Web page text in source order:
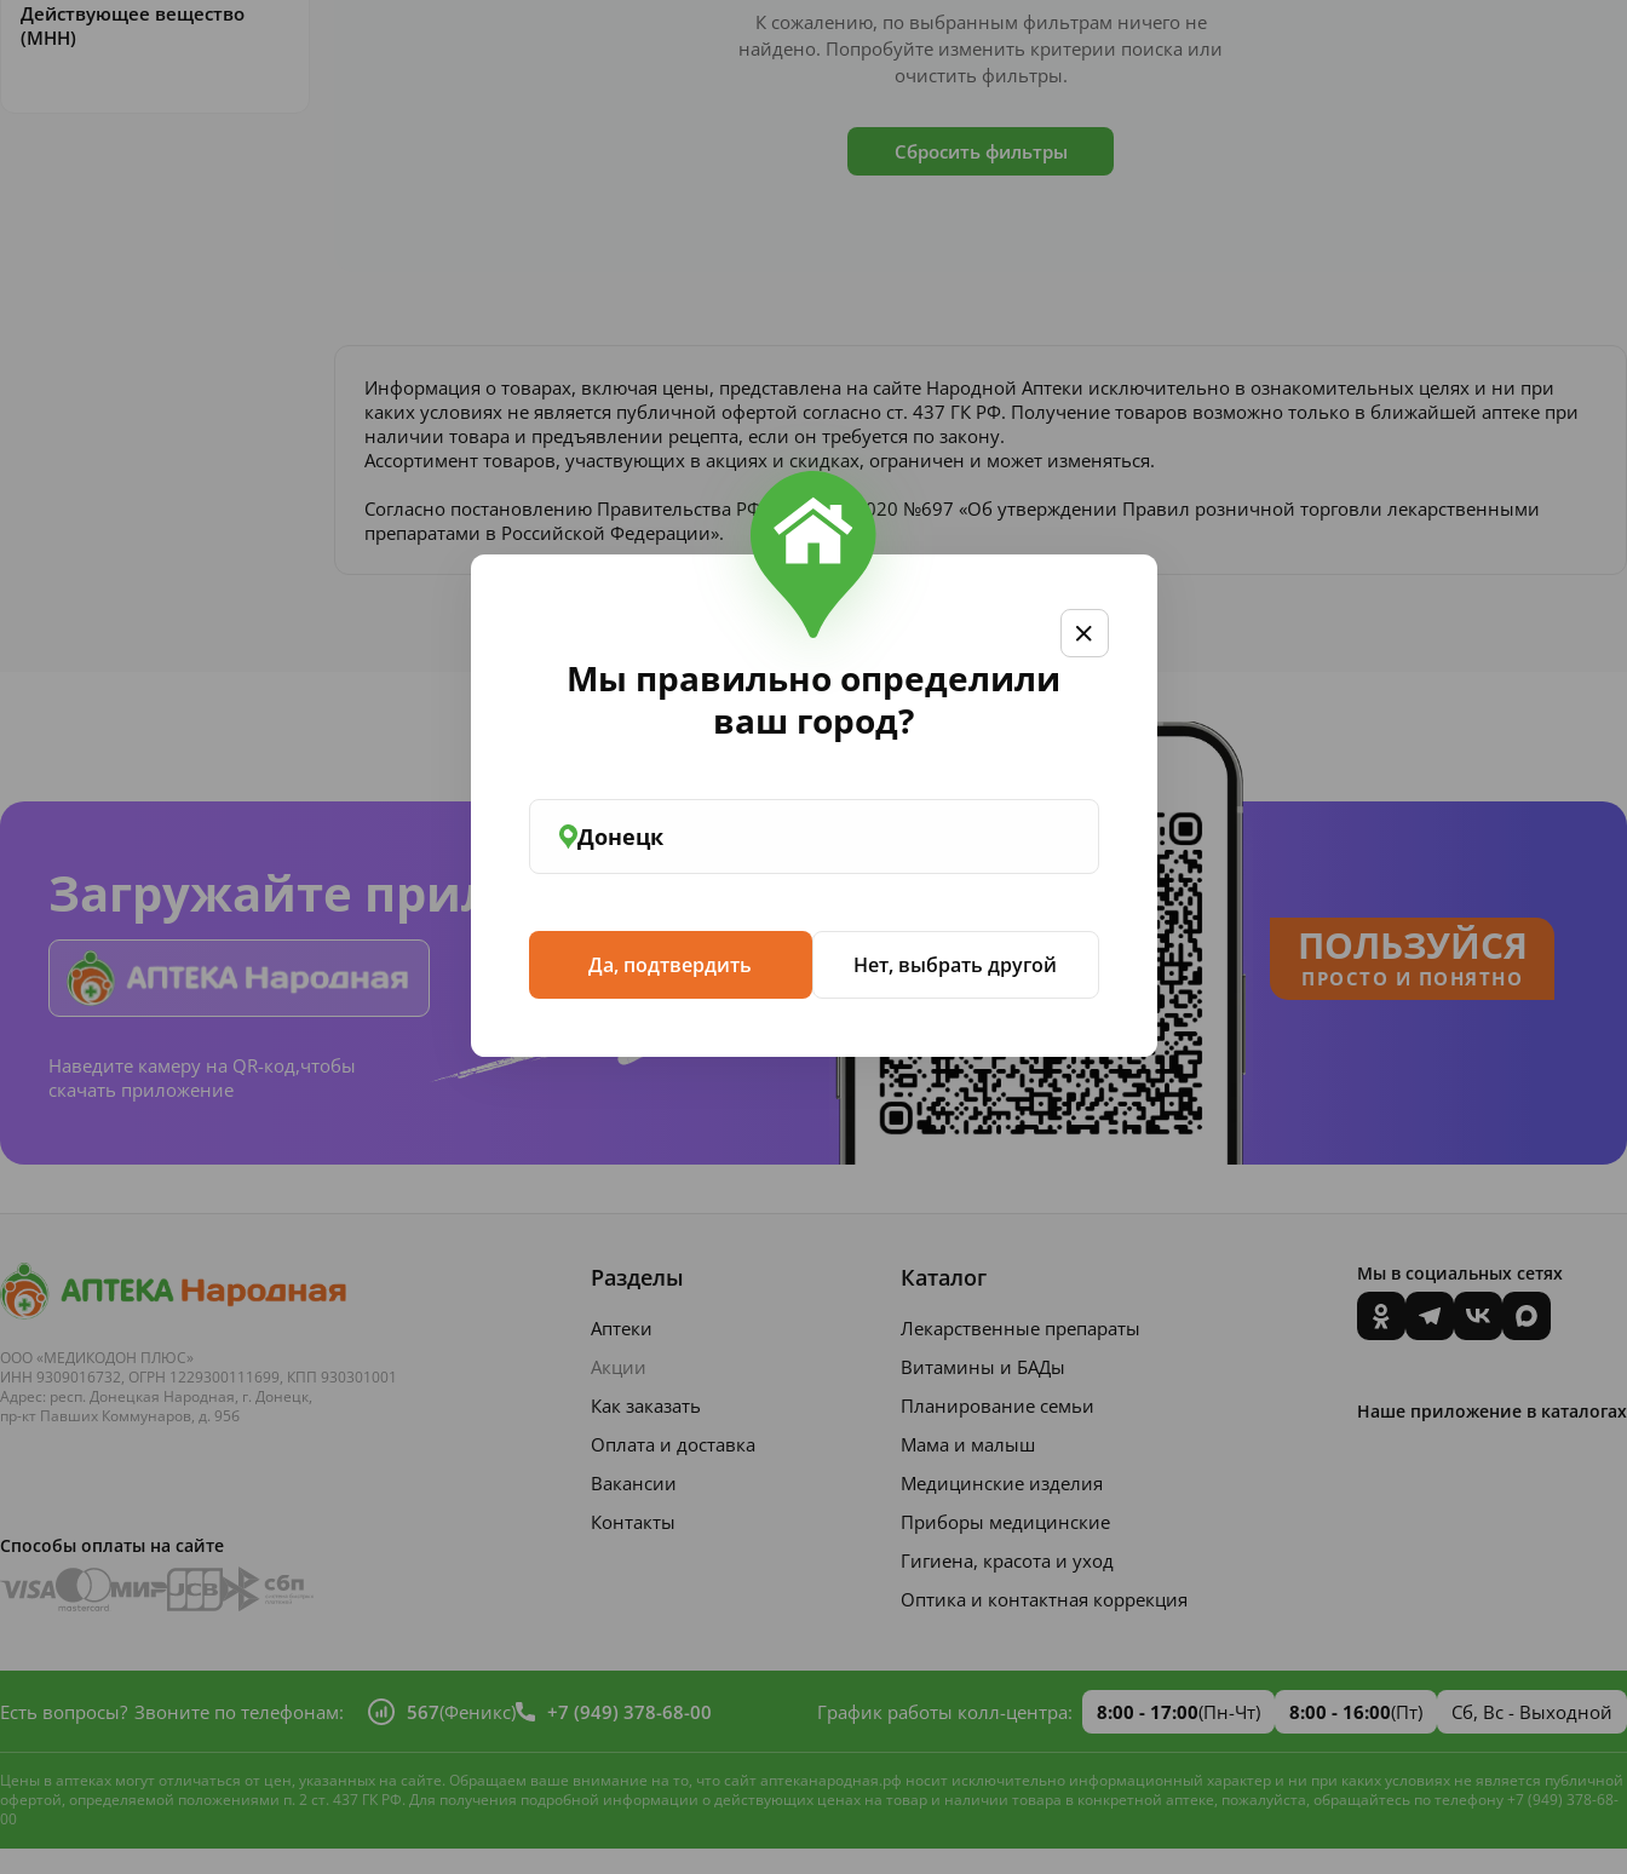
Мы правильно определили
ваш город?
Донецк
Да, подтвердить Нет, выбрать другой
Действующее вещество
(МНН)
К сожалению, по выбранным фильтрам ничего не
найдено. Попробуйте изменить критерии поиска или
очистить фильтры.
Сбросить фильтры
Информация о товарах, включая цены, представлена на сайте Народной Аптеки исключительно в ознакомительных целях и ни при
каких условиях не является публичной офертой согласно ст. 437 ГК РФ. Получение товаров возможно только в ближайшей аптеке при
наличии товара и предъявлении рецепта, если он требуется по закону.
Ассортимент товаров, участвующих в акциях и скидках, ограничен и может изменяться.
Согласно постановлению Правительства РФ от 16 мая 2020 №697 «Об утверждении Правил розничной торговли лекарственными
препаратами в Российской Федерации».
Загружайте приложение
Наведите камеру на QR-код,чтобы
скачать приложение
ПОЛЬЗУЙСЯ
ПРОСТО И ПОНЯТНО
ООО «МЕДИКОДОН ПЛЮС»
ИНН 9309016732, ОГРН 1229300111699, КПП 930301001
Адрес: респ. Донецкая Народная, г. Донецк,
пр-кт Павших Коммунаров, д. 95б
Способы оплаты на сайте
Разделы
Аптеки
Акции
Как заказать
Оплата и доставка
Вакансии
Контакты
Каталог
Лекарственные препараты
Витамины и БАДы
Планирование семьи
Мама и малыш
Медицинские изделия
Приборы медицинские
Гигиена, красота и уход
Оптика и контактная коррекция
Мы в социальных сетях
Наше приложение в каталогах
Есть вопросы? Звоните по телефонам: 567(Феникс) +7 (949) 378-68-00 График работы колл-центра: 8:00 - 17:00(Пн-Чт) 8:00 - 16:00(Пт) Сб, Вс - Выходной
Цены в аптеках могут отличаться от цен, указанных на сайте. Обращаем ваше внимание на то, что сайт аптеканародная.рф носит исключительно информационный характер и ни при каких условиях не является публичной
офертой, определяемой положениями п. 2 ст. 437 ГК РФ. Для получения подробной информации о действующих ценах на товар и наличии товара в конкретной аптеке, пожалуйста, обращайтесь по телефону +7 (949) 378-68-
00
Наш сайт использует файлы cookie и